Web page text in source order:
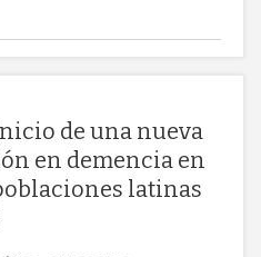
de una nueva
en demencia en
latinas